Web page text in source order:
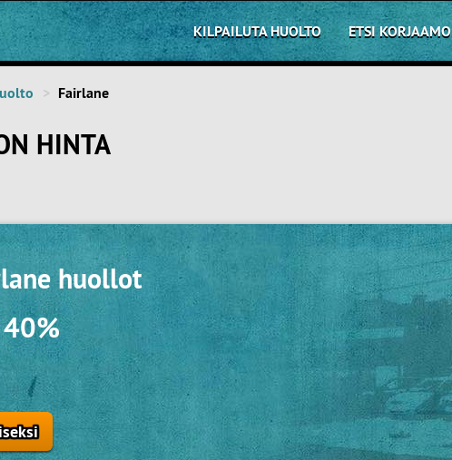
KILPAILUTA HUOLTO ETSI KORJAAMO
Fairlane
HINTA
huollot
40%